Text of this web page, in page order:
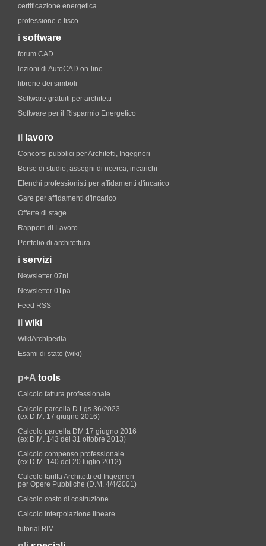
certificazione energetica
professione e fisco
i software
forum CAD
lezioni di AutoCAD on-line
librerie dei simboli
Software gratuiti per architetti
Software per il Risparmio Energetico
il lavoro
Concorsi pubblici per Architetti, Ingegneri
Borse di studio, assegni di ricerca, incarichi
Elenchi professionisti per affidamenti d'incarico
Gare per affidamenti d'incarico
Offerte di stage
Rapporti di Lavoro
Portfolio di architettura
i servizi
Newsletter 07nl
Newsletter 01pa
Feed RSS
il wiki
WikiArchipedia
Esami di stato (wiki)
p+A tools
Calcolo fattura professionale
Calcolo parcella D.Lgs.36/2023
(ex D.M. 17 giugno 2016)
Calcolo parcella DM 17 giugno 2016
(ex D.M. 143 del 31 ottobre 2013)
Calcolo compenso professionale
(ex D.M. 140 del 20 luglio 2012)
Calcolo tariffa Architetti ed Ingegneri
per Opere Pubbliche (D.M. 4/4/2001)
Calcolo costo di costruzione
Calcolo interpolazione lineare
tutorial BIM